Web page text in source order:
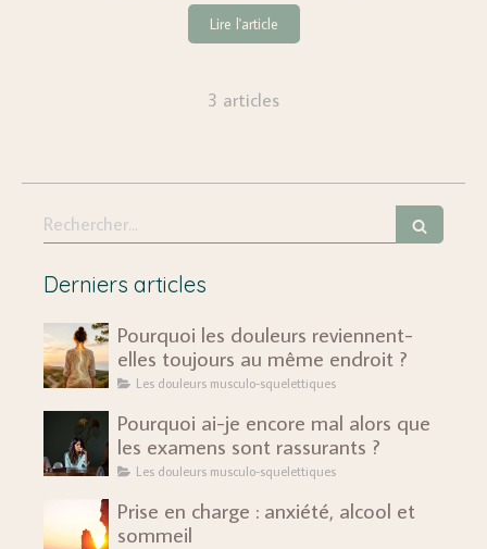
Lire l'article
3 articles
Rechercher
Derniers articles
Pourquoi les douleurs reviennent-
elles toujours au même endroit ?
Les douleurs musculo-squelettiques
Pourquoi ai-je encore mal alors que
les examens sont rassurants ?
Les douleurs musculo-squelettiques
Prise en charge : anxiété, alcool et
sommeil